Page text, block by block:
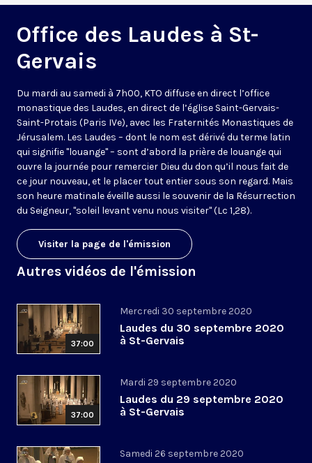
Office des Laudes à St-
Gervais
Du mardi au samedi à 7h00, KTO diffuse en direct l’office
monastique des Laudes, en direct de l’église Saint-Gervais-
Saint-Protais (Paris IVe), avec les Fraternités Monastiques de
Jérusalem. Les Laudes – dont le nom est dérivé du terme latin
qui signifie "louange" – sont d’abord la prière de louange qui
ouvre la journée pour remercier Dieu du don qu’il nous fait de
ce jour nouveau, et le placer tout entier sous son regard. Mais
son heure matinale éveille aussi le souvenir de la Résurrection
du Seigneur, "soleil levant venu nous visiter" (Lc 1,28).
Visiter la page de l'émission
Autres vidéos de l'émission
37:00
Mercredi 30 septembre 2020
Laudes du 30 septembre 2020
à St-Gervais
37:00
Mardi 29 septembre 2020
Laudes du 29 septembre 2020
à St-Gervais
Samedi 26 septembre 2020